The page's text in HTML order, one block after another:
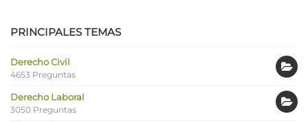
PRINCIPALES TEMAS
Derecho Civil
4653 Preguntas
Derecho Laboral
3050 Preguntas